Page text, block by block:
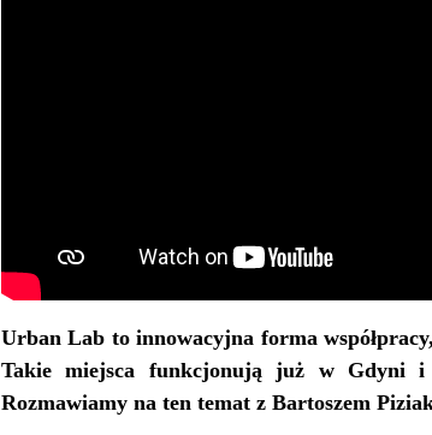
Urban Lab to innowacyjna forma
Takie miejsca funkcjonują już w Gdyni i
Rozmawiamy na ten temat z Bartoszem